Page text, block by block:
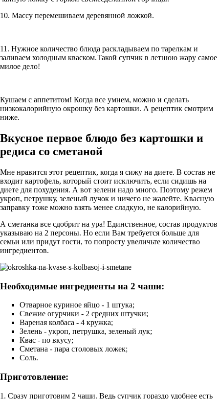
10. Массу перемешиваем деревянной ложкой.
11. Нужное количество блюда раскладываем по тарелкам и
заливаем холодным кваском.Такой супчик в летнюю жару самое
милое дело!
Кушаем с аппетитом! Когда все умнем, можно и сделать
низкокалорийную окрошку без картошки. А рецептик смотрим
ниже.
Вкусное первое блюдо без картошки и
редиса со сметаной
Мне нравится этот рецептик, когда я сижу на диете. В состав не
входит картофель, который стоит исключить, если сидишь на
диете для похудения. А вот зелени надо много. Поэтому режем
укроп, петрушку, зеленый лучок и ничего не жалейте. Квасную
заправку тоже можно взять менее сладкую, не калорийную.
А сметанка все сдобрит на ура! Единственное, состав продуктов
указываю на 2 персоны. Но если Вам требуется больше для
семьи или придут гости, то попросту увеличьте количество
ингредиентов.
Необходимые ингредиенты на 2 чаши:
Отварное куриное яйцо - 1 штука;
Свежие огурчики - 2 средних штучки;
Вареная колбаса - 4 кружка;
Зелень - укроп, петрушка, зеленый лук;
Квас - по вкусу;
Сметана - пара столовых ложек;
Соль.
Приготовление:
1. Сразу приготовим 2 чаши. Ведь супчик гораздо удобнее есть